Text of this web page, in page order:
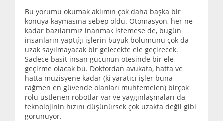
Bu yorumu okumak aklımın çok daha başka bir
konuya kaymasına sebep oldu. Otomasyon, her ne
kadar bazılarımız inanmak istemese de, bugün
insanların yaptığı işlerin büyük bölümünü çok da
uzak sayılmayacak bir gelecekte ele geçirecek.
Sadece basit insan gücünün ötesinde bir ele
geçirme olacak bu. Doktordan avukata, hatta ve
hatta müzisyene kadar (ki yaratıcı işler buna
rağmen en güvende olanları muhtemelen) birçok
rolü üstlenen robotlar var ve yaygınlaşmaları da
teknolojinin hızını düşünürsek çok uzakta değil gibi
görünüyor.